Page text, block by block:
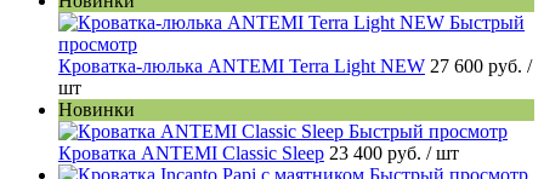
Быстрый
просмотр
Кроватка-люлька ANTEMI Terra Light NEW 27 600 руб. /
шт
Новинки
Быстрый просмотр
Кроватка ANTEMI Classic Sleep 23 400 руб. / шт